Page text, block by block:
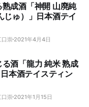
成酒「神開 山廃純
じゅ）」日本酒テイ
口崇 2021年4月4日
酒「龍力 純米 熟成
本酒テイスティン
口崇 2021年1月15日